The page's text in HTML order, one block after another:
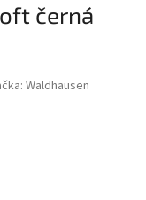
černá
Waldhausen